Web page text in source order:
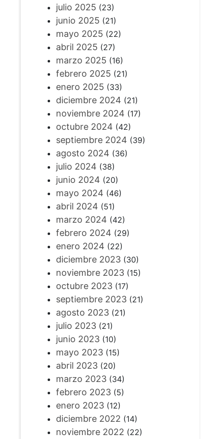
julio 2025 (23)
junio 2025 (21)
mayo 2025 (22)
abril 2025 (27)
marzo 2025 (16)
febrero 2025 (21)
enero 2025 (33)
diciembre 2024 (21)
noviembre 2024 (17)
octubre 2024 (42)
septiembre 2024 (39)
agosto 2024 (36)
julio 2024 (38)
junio 2024 (20)
mayo 2024 (46)
abril 2024 (51)
marzo 2024 (42)
febrero 2024 (29)
enero 2024 (22)
diciembre 2023(30)
noviembre 2023(15)
octubre 2023(17)
septiembre 2023(21)
agosto 2023(21)
julio 2023(21)
junio 2023(10)
mayo 2023(15)
abril 2023(20)
marzo 2023(34)
febrero 2023(5)
enero 2023(12)
diciembre 2022 (14)
noviembre 2022 (22)